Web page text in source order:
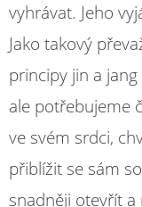
vyhrávat. Jeho
Jako takový
principy jin a
ale potřebujeme
ve svém srdci,
přiblížit se sám
snadněji otevřít a